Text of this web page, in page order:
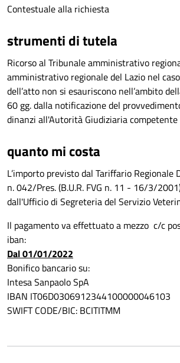
Contestuale alla richiesta
strumenti di tutela
Ricorso al Tribunale amministrativo
amministrativo regionale del Lazio nel
dell’atto non si esauriscono nell’ambito
60 gg. dalla notificazione del
dinanzi all'Autorità Giudiziaria competente
quanto mi costa
L’importo previsto dal Tariffario Regionale
n. 042/Pres. (B.U.R. FVG n. 11 - 16/3/
dall'Ufficio di Segreteria del Servizio
Il pagamento va effettuato a mezzo c/c
iban:
Dal 01/01/2022
Bonifico bancario su:
Intesa Sanpaolo SpA
IBAN IT06D0306912344100000046103
SWIFT CODE/BIC: BCITITMM